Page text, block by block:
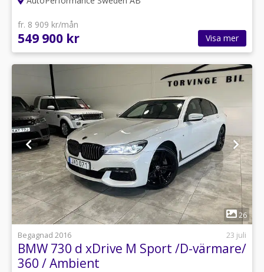
fr. 8 909 kr/mån
549 900 kr Visa mer
1
26
Begagnad 2016
23 juli
BMW 730 d xDrive M Sport /D-värmare/
360 / Ambient